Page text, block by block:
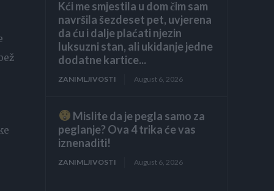
Kći me smjestila u dom čim sam
navršila šezdeset pet, uvjerena
da ću i dalje plaćati njezin
luksuzni stan, ali ukidanje jedne
dodatne kartice...
ZANIMLJIVOSTI August 6, 2026
Mislite da je pegla samo za
peglanje? Ova 4 trika će vas
iznenaditi!
ZANIMLJIVOSTI August 6, 2026